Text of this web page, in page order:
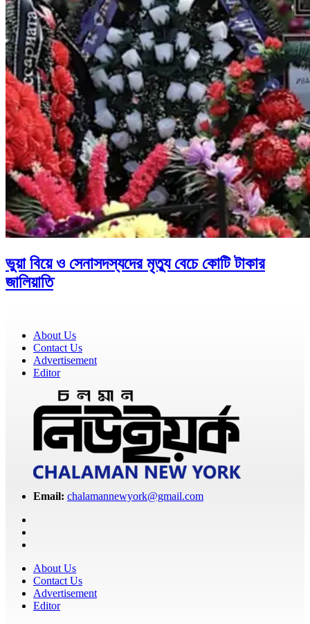
ভুয়া বিয়ে ও সেনাসদস্যদের মৃত্যু বেচে কোটি টাকার
জালিয়াতি
About Us
Contact Us
Advertisement
Editor
Email: chalamannewyork@gmail.com
About Us
Contact Us
Advertisement
Editor